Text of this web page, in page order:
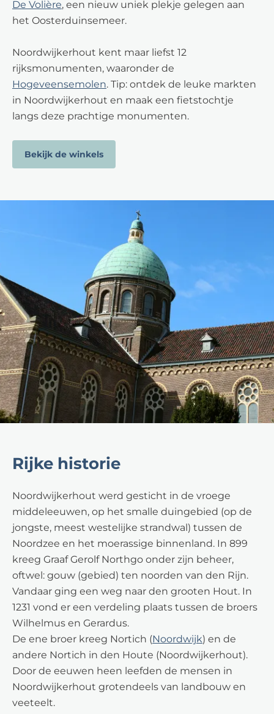
De Volière, een nieuw uniek plekje gelegen aan
het Oosterduinsemeer.
Noordwijkerhout kent maar liefst 12
rijksmonumenten, waaronder de
Hogeveensemolen. Tip: ontdek de leuke markten
in Noordwijkerhout en maak een fietstochtje
langs deze prachtige monumenten.
Bekijk de winkels
Rijke historie
Noordwijkerhout werd gesticht in de vroege
middeleeuwen, op het smalle duingebied (op de
jongste, meest westelijke strandwal) tussen de
Noordzee en het moerassige binnenland. In 899
kreeg Graaf Gerolf Northgo onder zijn beheer,
oftwel: gouw (gebied) ten noorden van den Rijn.
Vandaar ging een weg naar den grooten Hout. In
1231 vond er een verdeling plaats tussen de broers
Wilhelmus en Gerardus.
De ene broer kreeg Nortich (Noordwijk) en de
andere Nortich in den Houte (Noordwijkerhout).
Door de eeuwen heen leefden de mensen in
Noordwijkerhout grotendeels van landbouw en
veeteelt.